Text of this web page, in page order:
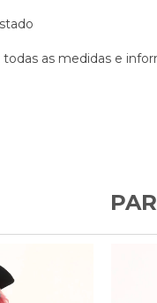
as medidas e